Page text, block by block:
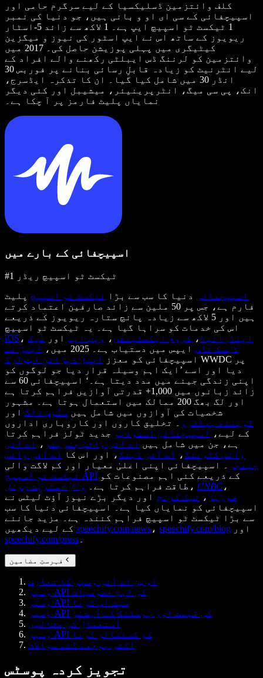
کلف وائتزمین ڈسلیکسیا کے لیے سرگرم حامی اور
اسپیچفائی کے سی ای او و بانی ہیں، جو دنیا کی نمبر
1 ٹیکسٹ ٹو اسپیچ ایپ ہے۔ 1 لاکھ سے زائد 5-اسٹار
ریویوز کے ساتھ اس نے ایپ اسٹور کی نیوز و میگزین
کیٹیگری میں پہلی پوزیشن حاصل کی۔ 2017 میں
وائتزمین کو لرننگ ڈس ایبلٹی رکھنے والے افراد کے
لیے انٹرنیٹ کو زیادہ قابلِ رسائی بنانے پر فوربس 30
انڈر 30 میں شامل کیا گیا۔ ان کا تذکرہ ایڈسرج،
انک، پی سی میگ، انٹرپرینیئر، میشیبل اور کئی دیگر
نمایاں پلیٹ فارمز پر آ چکا ہے۔
اسپیچفائی کے بارے میں
#1 ٹیکسٹ ٹو اسپیچ ریڈر
اسپیچفائی دنیا کا سب سے بڑا ٹیکسٹ ٹو اسپیچ پلیٹ
فارم ہے، جس پر 50 ملین سے زائد صارفین اعتماد کرتے
ہیں اور 5 لاکھ سے زیادہ پانچ ستارہ ریویوز کے ذریعے
اس کی خدمات کو سراہا گیا ہے۔ یہ ٹیکسٹ ٹو اسپیچ
iOS ، اینڈرائیڈ ، کروم ایکسٹینشن ، ویب ایپ اور
میک
ڈیسک ٹاپ ایپس میں دستیاب ہے۔ 2025 میں،
ایپل نے
اسپیچفائی کو معزز
ایپل ڈیزائن ایوارڈ
WWDC پر
دیا اور اسے ’ایک اہم وسیلہ قرار دیا جو لوگوں کو
اپنی زندگی جینے میں مدد دیتا ہے۔‘ اسپیچفائی 60 سے
زائد زبانوں میں 1,000+ قدرتی آوازیں فراہم کرتا ہے
اور لگ بھگ 200 ممالک میں استعمال ہوتا ہے۔ مشہور
شخصیات کی آوازوں میں شامل ہیں سنُوپ ڈاگ اور
گوینتھ پیلٹرو
۔ تخلیق کاروں اور کاروباری اداروں
کے لیے،
اسپیچفائی اسٹوڈیو جدید ٹولز فراہم کرتا
ہے، جن میں شامل ہیں اے آئی وائس جنریٹر ،
اے آئی
وائس کلوننگ، اے آئی ڈبنگ، اور اس کا
اے آئی وائس
چینجر
۔ اسپیچفائی اپنی اعلیٰ معیار اور کم لاگت والی
ٹیکسٹ ٹو اسپیچ API
طاقت فراہم کرتا ہے۔
وال اسٹریٹ جرنل ، CNBC ،
فوربز ، ٹیک کرنچ اور دیگر بڑے نیوز آؤٹ لیٹس نے
اسپیچفائی کو نمایاں کیا ہے۔ اسپیچفائی دنیا کا سب
سے بڑا ٹیکسٹ ٹو اسپیچ فراہم کنندہ ہے۔ مزید جاننے
speechify.com/news ، speechify.com/blog اور
speechify.com/press
فہرستِ مضامین
اوپن اے آئی وسپر کا تعارف
وسپر API کی اہم خصوصیات
وسپر API سیٹ اپ کرنا
وسپر API کی قیمت اور ہوسٹنگ کے آپشنز
استعمال کی مثالیں
وسپر API کو کسٹمائز کرنا
اکثر پوچھے گئے سوالات
تجویز کردہ پوسٹس